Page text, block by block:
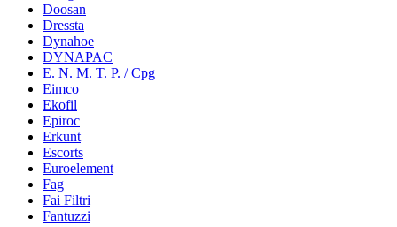
Doosan
Dressta
Dynahoe
DYNAPAC
E. N. M. T. P. / Cpg
Eimco
Ekofil
Epiroc
Erkunt
Escorts
Euroelement
Fag
Fai Filtri
Fantuzzi